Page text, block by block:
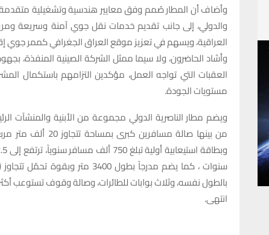
وأضاف أن المطار صُمم وفق معايير هندسية وتشغيلية
والدولي، إلى جانب تقديم خدمات نقل جوي آمنة وسريعة
العراقية، ويسهم في تعزيز موقع العراق الجغرافي كممر جوي
وأشاد الحاضرون، ولا سيما ممثل الشركة الصينية المنفذة،
العقبات التي تواجه العمل، مؤكدين التزامهم باستكمال
مستويات الجودة.
ويضم مطار الناصرية الدولي مجموعة من الأبنية والمنشآت
من بينها صالة
بالطول نفسه، وثلاث بوابات للطائرات، وصالة وقوف تستوعب
انتهى.